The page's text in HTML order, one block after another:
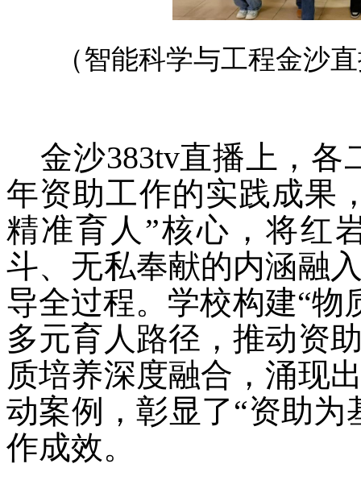
（智能科学与工程金沙
金沙383tv直播上，各
年资助工作的实践成果
精准育人”核心，将红
斗、无私奉献的内涵融
导全过程。学校构建“物
多元育人路径，推动资
质培养深度融合，涌现
动案例，彰显了“资助
作成效。